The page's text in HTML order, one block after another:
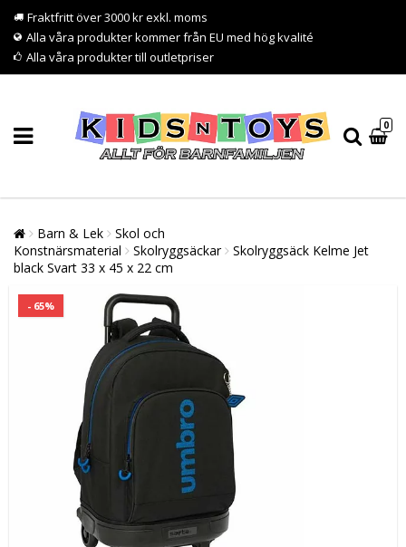
Fraktfritt över 3000 kr exkl. moms
Alla våra produkter kommer från EU med hög kvalité
Alla våra produkter till outletpriser
0
Barn & Lek
Skol och
Konstnärsmaterial
Skolryggsäckar
Skolryggsäck Kelme Jet
black Svart 33 x 45 x 22 cm
- 65%